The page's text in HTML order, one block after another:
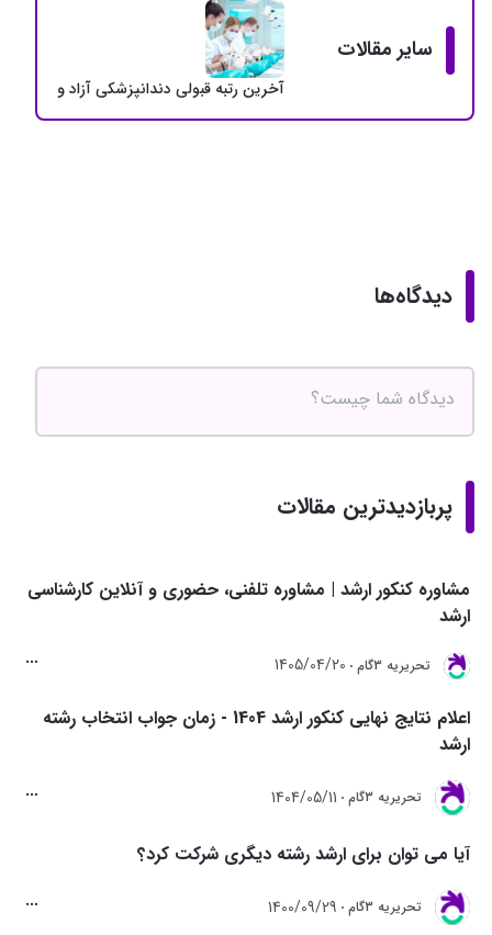
سایر مقالات
آخرین رتبه قبولی دندانپزشکی آزاد و دولتی +
دیدگاه‌ها
پربازدیدترین مقالات
مشاوره کنکور ارشد | مشاوره تلفنی، حضوری و آنلاین کارشناسی
ارشد
تحريريه 3گام 1405/04/20
اعلام نتایج نهایی کنکور ارشد 1404 - زمان جواب انتخاب رشته
ارشد
تحريريه 3گام 1404/05/11
آیا می توان برای ارشد رشته دیگری شرکت کرد؟
تحريريه 3گام 1400/09/29